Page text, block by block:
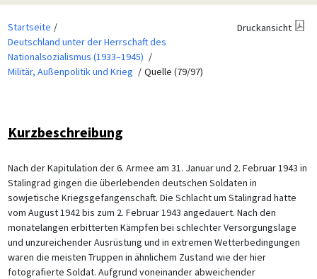
Startseite
Deutschland unter der Herrschaft des
Nationalsozialismus (1933–1945)
Militär, Außenpolitik und Krieg
Quelle (79/97)
Druckansicht
Kurzbeschreibung
Nach der Kapitulation der 6. Armee am 31. Januar und 2. Februar 1943 in
Stalingrad gingen die überlebenden deutschen Soldaten in
sowjetische Kriegsgefangenschaft. Die Schlacht um Stalingrad hatte
vom August 1942 bis zum 2. Februar 1943 angedauert. Nach den
monatelangen erbitterten Kämpfen bei schlechter Versorgungslage
und unzureichender Ausrüstung und in extremen Wetterbedingungen
waren die meisten Truppen in ähnlichem Zustand wie der hier
fotografierte Soldat. Aufgrund voneinander abweichender